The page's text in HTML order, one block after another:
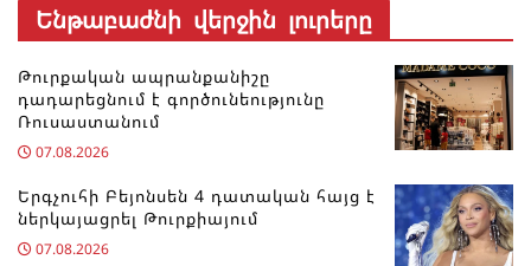
Ենթաբաժնի վերջին լուրերը
Թուրքական ապրանքանիշը
դադարեցնում է գործունեությունը
Ռուսաստանում
07.08.2026
Երգչուհի Բեյոնսեն ​​4 դատական հայց է
ներկայացրել Թուրքիայում
07.08.2026